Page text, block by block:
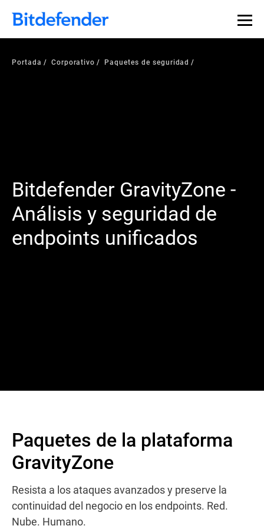
Portada Corporativo Paquetes de seguridad
Bitdefender GravityZone -
Análisis y seguridad de
endpoints unificados
Paquetes de la plataforma
GravityZone
Resista a los ataques avanzados y preserve la
continuidad del negocio en los endpoints. Red.
Nube. Humano.